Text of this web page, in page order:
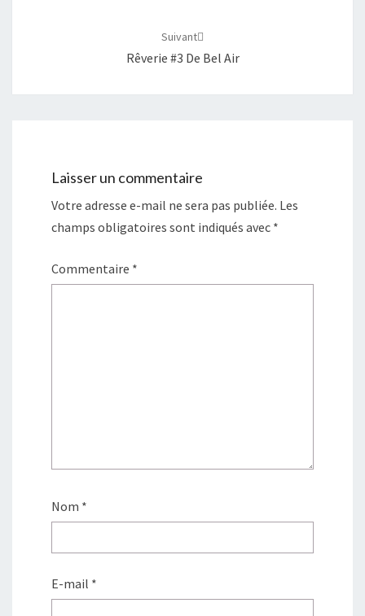
Suivant
Rêverie #3 De Bel Air
Laisser un commentaire
Votre adresse e-mail ne sera pas publiée. Les
champs obligatoires sont indiqués avec *
Commentaire *
Nom *
E-mail *